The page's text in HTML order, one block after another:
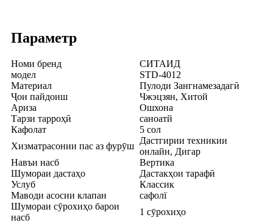
Параметр
Номи бренд
СИТАИД
модел
STD-4012
Материал
Пулоди Зангнамезадагӣ
Ҷои пайдоиш
Чжэцзян, Хитой
Ариза
Ошхона
Тарзи тарроҳӣ
саноатй
Кафолат
5 сол
Хизматрасонии пас аз фурӯш
Дастгирии техникии
онлайн, Дигар
Навъи насб
Вертика
Шумораи дастаҳо
Дастакҳои тарафӣ
Услуб
Классик
Маводи асосии клапан
сафолї
Шумораи сӯрохиҳо барои
насб
1 сӯрохиҳо